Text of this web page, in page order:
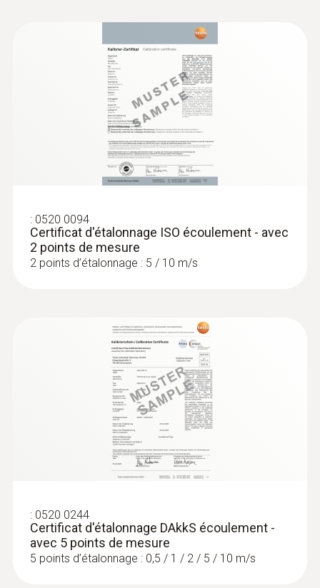
: 0520 0094
Certificat d'étalonnage ISO écoulement - avec
2 points de mesure
2 points d’étalonnage : 5 / 10 m/s
: 0520 0244
Certificat d'étalonnage DAkkS écoulement -
avec 5 points de mesure
5 points d’étalonnage : 0,5 / 1 / 2 / 5 / 10 m/s